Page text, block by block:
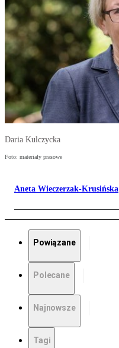
Daria Kulczycka
Foto: materiały prasowe
Aneta Wieczerzak-Krusińska
Powiązane
Polecane
Najnowsze
Tagi